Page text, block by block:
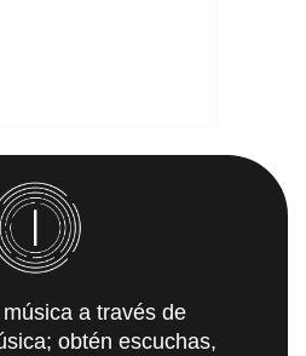
a través de
obtén escuchas,